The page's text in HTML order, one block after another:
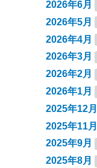
2026年6月
2026年5月
2026年4月
2026年3月
2026年2月
2026年1月
2025年12月
2025年11月
2025年9月
2025年8月